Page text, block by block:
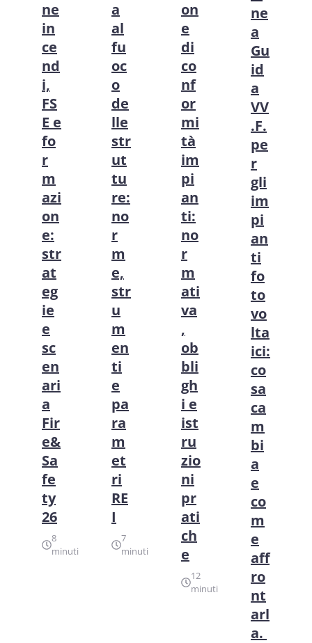
ne
in
ce
nd
i,
FS
E e
fo
r
m
azi
on
e:
str
at
eg
ie
e
sc
en
ari
a
Fir
e&
Sa
fe
ty
26
8
minuti
a
al
fu
oc
o
de
lle
str
ut
tu
re:
no
r
m
e,
str
u
m
en
ti
e
pa
ra
m
et
ri
RE
I
7
minuti
on
e
di
co
nf
or
mi
tà
im
pi
an
ti:
no
r
m
ati
va
,
ob
bli
gh
i e
ist
ru
zio
ni
pr
ati
ch
e
12
minuti
ne
a
Gu
id
a
VV
.F.
pe
r
gli
im
pi
an
ti
fo
to
vo
lta
ici:
co
sa
ca
m
bi
a
e
co
m
e
aff
ro
nt
arl
a.